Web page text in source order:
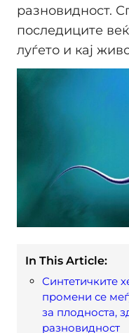
разновидност.
последиците
луѓето и кај
In This Article:
Синтетичките
промени се
за плодноста,
разновидност